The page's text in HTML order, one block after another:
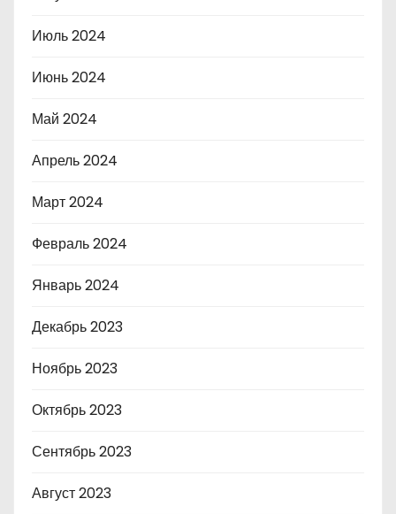
Июль 2024
Июнь 2024
Май 2024
Апрель 2024
Март 2024
Февраль 2024
Январь 2024
Декабрь 2023
Ноябрь 2023
Октябрь 2023
Сентябрь 2023
Август 2023